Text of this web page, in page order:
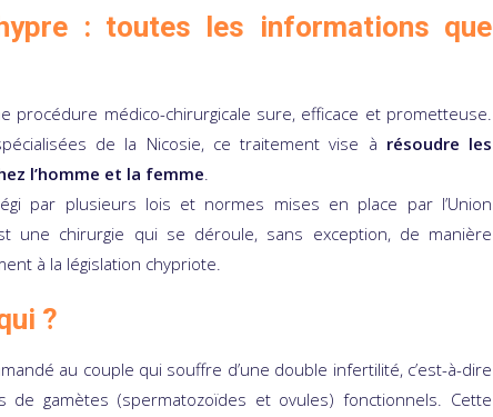
: toutes les informations que
procédure médico-chirurgicale sure, efficace et prometteuse.
de la Nicosie, ce traitement vise à résoudre les
l’homme et la femme.
par plusieurs lois et normes mises en place par l’Union
une chirurgie qui se déroule, sans exception, de manière
à la législation chypriote.
?
au couple qui souffre d’une double infertilité, c’est-à-dire
de gamètes (spermatozoïdes et ovules) fonctionnels. Cette